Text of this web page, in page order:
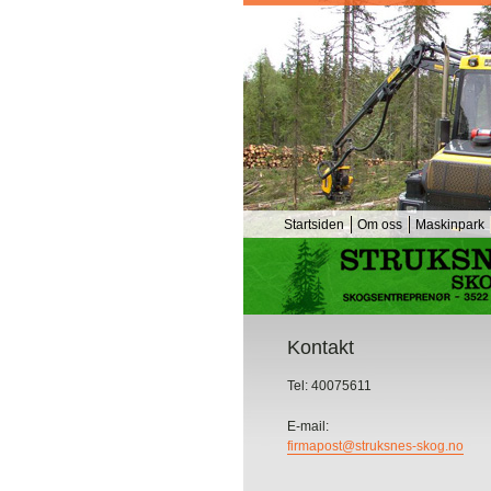
Startsiden Om oss Maskinpark
Kontakt
Tel: 40075611
E-mail:
firmapost@struksnes-skog.no